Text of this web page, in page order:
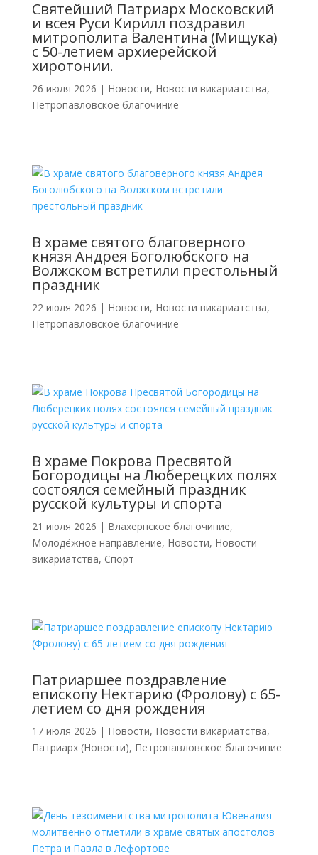
Святейший Патриарх Московский
и всея Руси Кирилл поздравил
митрополита Валентина (Мищука)
с 50-летием архиерейской
хиротонии.
26 июля 2026 | Новости, Новости викариатства,
Петропавловское благочиние
В храме святого благоверного
князя Андрея Боголюбского на
Волжском встретили престольный
праздник
22 июля 2026 | Новости, Новости викариатства,
Петропавловское благочиние
В храме Покрова Пресвятой
Богородицы на Люберецких полях
состоялся семейный праздник
русской культуры и спорта
21 июля 2026 | Влахернское благочиние,
Молодёжное направление, Новости, Новости
викариатства, Спорт
Патриаршее поздравление
епископу Нектарию (Фролову) с 65-
летием со дня рождения
17 июля 2026 | Новости, Новости викариатства,
Патриарх (Новости), Петропавловское благочиние